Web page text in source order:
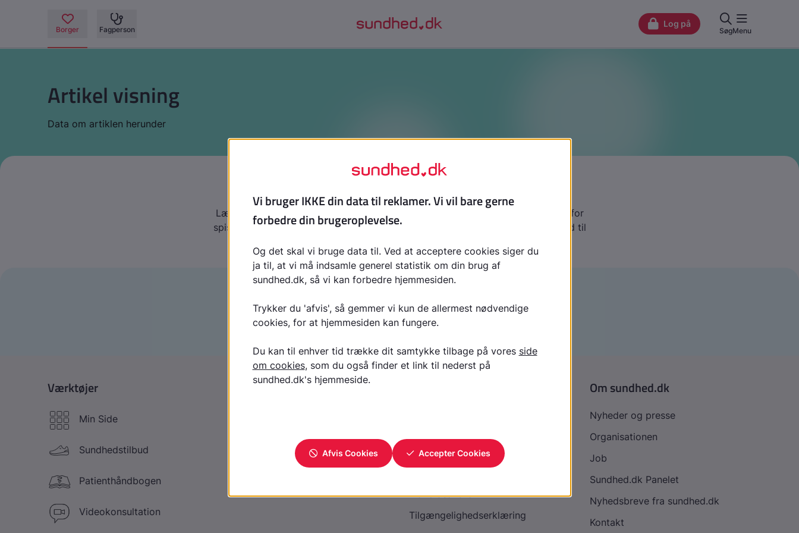
Artikel visning
Data om artiklen herunder
Forstå spiseforstyrrelser og find veje til hjælp
Læs denne tekst, hvis du vil have grundlæggende viden om forskellige former for
spiseforstyrrelser. Du får indblik i de psykologiske årsager bag sygdommen, råd til
Læs tekst på Bedre Psykiatri